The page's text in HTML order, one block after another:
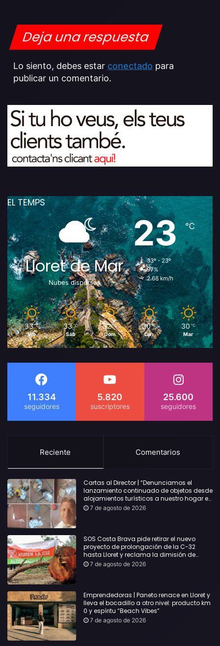
Deja una respuesta
Lo siento, debes estar conectado para
publicar un comentario.
EL TEMPS
Lloret de Mar
Nubes dispersas
23℃
33º - 23º
97%
2.68 km/h
33 ℃
Vie
33 ℃
Sáb
32 ℃
Dom
30 ℃
Lun
30 ℃
Mar
11.334 5.820 25.600
Reciente Comentarios
Cartas al Director | “Denunciamos el
lanzamiento continuado de objetos desde
alojamientos turísticos a nuestro hogar en
Lloret: Podría haber causado una
7 de agosto de 2026
SOS Costa Brava pide retirar el nuevo
proyecto de prolongación de la C-32
hasta Lloret y reclama la dimisión de
Sílvia Paneque
7 de agosto de 2026
Emprendedoras | Paneto renace en Lloret y
lleva el bocadillo a otro nivel: producto km
0 y espíritu “Beach Vibes”
7 de agosto de 2026